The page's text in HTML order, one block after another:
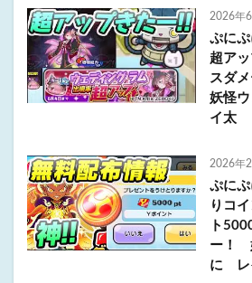
2026年
ぷに
超ア
スダ
妖怪
イ太
2026年
ぷに
りコ
ト
ー！
に レ